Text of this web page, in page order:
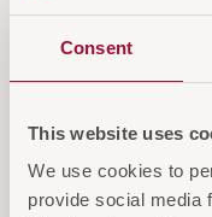
Consent
This website uses
We use cookies to
provide social media
AUF